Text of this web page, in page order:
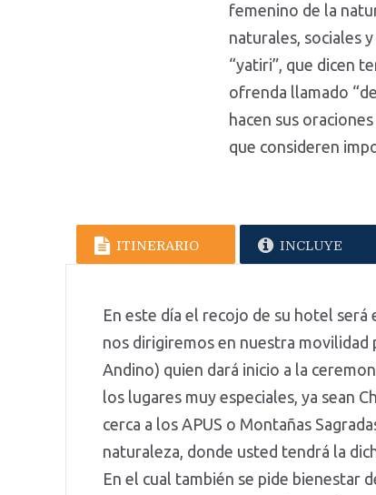
femenino de la
naturales, sociales
“yatiri”, que dicen
ofrenda llamado
hacen sus
que consideren
ITINERARIO INCLUYE
En este día el recojo de su hotel
nos dirigiremos en nuestra
Andino) quien dará inicio a la
los lugares muy especiales, ya sean
cerca a los APUS o Montañas
naturaleza, donde usted tendrá la
En el cual también se pide bienestar